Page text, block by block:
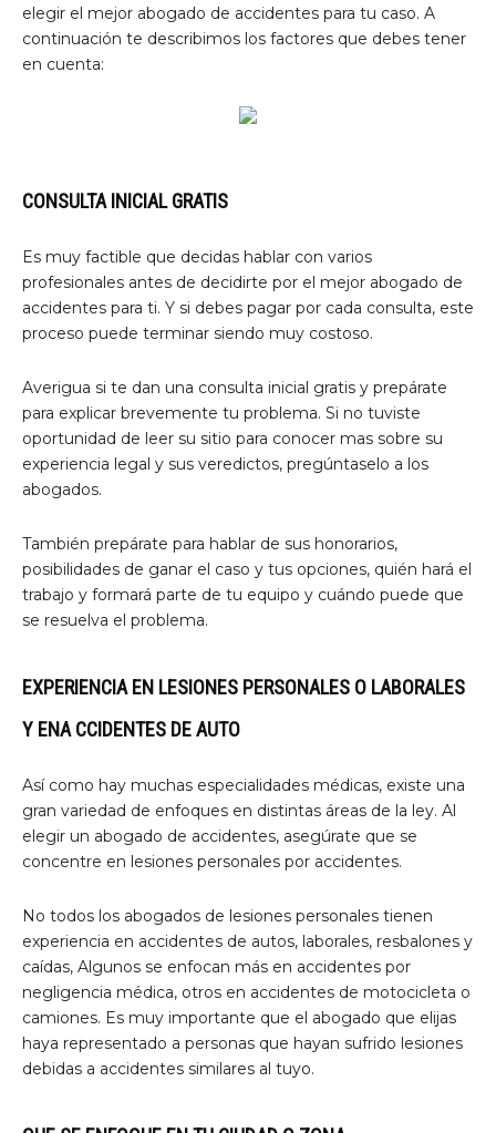
elegir el mejor abogado de accidentes para tu caso. A
continuación te describimos los factores que debes tener
en cuenta:
CONSULTA INICIAL GRATIS
Es muy factible que decidas hablar con varios
profesionales antes de decidirte por el mejor abogado de
accidentes para ti. Y si debes pagar por cada consulta, este
proceso puede terminar siendo muy costoso.
Averigua si te dan una consulta inicial gratis y prepárate
para explicar brevemente tu problema. Si no tuviste
oportunidad de leer su sitio para conocer mas sobre su
experiencia legal y sus veredictos, pregúntaselo a los
abogados.
También prepárate para hablar de sus honorarios,
posibilidades de ganar el caso y tus opciones, quién hará el
trabajo y formará parte de tu equipo y cuándo puede que
se resuelva el problema.
EXPERIENCIA EN LESIONES PERSONALES O LABORALES
Y ENA CCIDENTES DE AUTO
Así como hay muchas especialidades médicas, existe una
gran variedad de enfoques en distintas áreas de la ley. Al
elegir un abogado de accidentes, asegúrate que se
concentre en lesiones personales por accidentes.
No todos los abogados de lesiones personales tienen
experiencia en accidentes de autos, laborales, resbalones y
caídas, Algunos se enfocan más en accidentes por
negligencia médica, otros en accidentes de motocicleta o
camiones. Es muy importante que el abogado que elijas
haya representado a personas que hayan sufrido lesiones
debidas a accidentes similares al tuyo.